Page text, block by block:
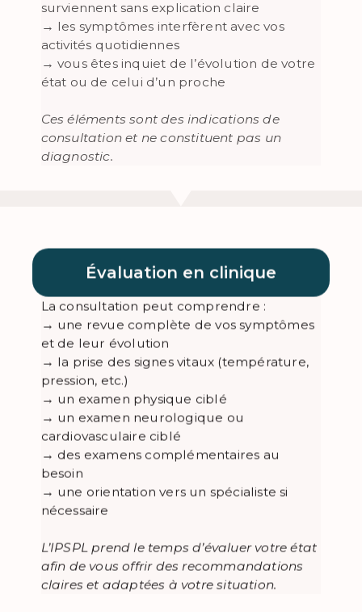
surviennent sans explication claire
→ les symptômes interfèrent avec vos
activités quotidiennes
→ vous êtes inquiet de l’évolution de votre
état ou de celui d’un proche
Ces éléments sont des indications de
consultation et ne constituent pas un
diagnostic.
Évaluation en clinique
La consultation peut comprendre :
→ une revue complète de vos symptômes
et de leur évolution
→ la prise des signes vitaux (température,
pression, etc.)
→ un examen physique ciblé
→ un examen neurologique ou
cardiovasculaire ciblé
→ des examens complémentaires au
besoin
→ une orientation vers un spécialiste si
nécessaire
L’IPSPL prend le temps d’évaluer votre état
afin de vous offrir des recommandations
claires et adaptées à votre situation.